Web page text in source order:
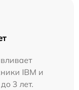
IBM и
3 лет.